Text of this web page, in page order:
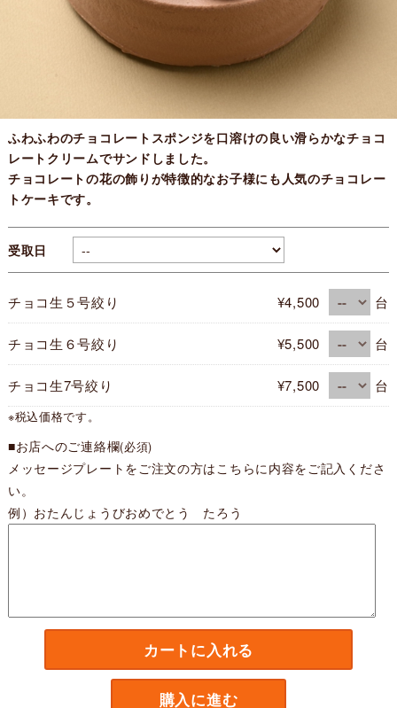
ふわふわのチョコレートスポンジを口溶けの良い滑らかなチョコ
レートクリームでサンドしました。
チョコレートの花の飾りが特徴的なお子様にも人気のチョコレー
トケーキです。
受取日
チョコ生５号絞り ¥4,500 台
チョコ生６号絞り ¥5,500 台
チョコ生7号絞り ¥7,500 台
※税込価格です。
■お店へのご連絡欄(必須)
メッセージプレートをご注文の方はこちらに内容をご記入くださ
い。
例）おたんじょうびおめでとう たろう
カートに入れる
購入に進む